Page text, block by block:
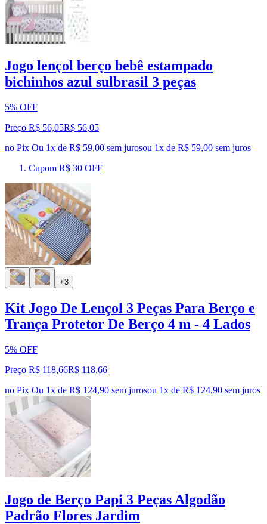
Jogo lençol berço bebê estampado
bichinhos azul sulbrasil 3 peças
5% OFF
Preço R$ 56,05R$ 56,05
no Pix Ou 1x de R$ 59,00 sem jurosou 1x de R$ 59,00 sem juros
Cupom R$ 30 OFF
+3
Kit Jogo De Lençol 3 Peças Para Berço e
Trança Protetor De Berço 4 m - 4 Lados
5% OFF
Preço R$ 118,66R$ 118,66
no Pix Ou 1x de R$ 124,90 sem jurosou 1x de R$ 124,90 sem juros
Jogo de Berço Papi 3 Peças Algodão
Padrão Flores Jardim